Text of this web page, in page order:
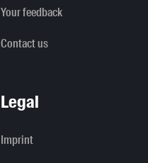
Your feedback
Contact us
Legal
Imprint